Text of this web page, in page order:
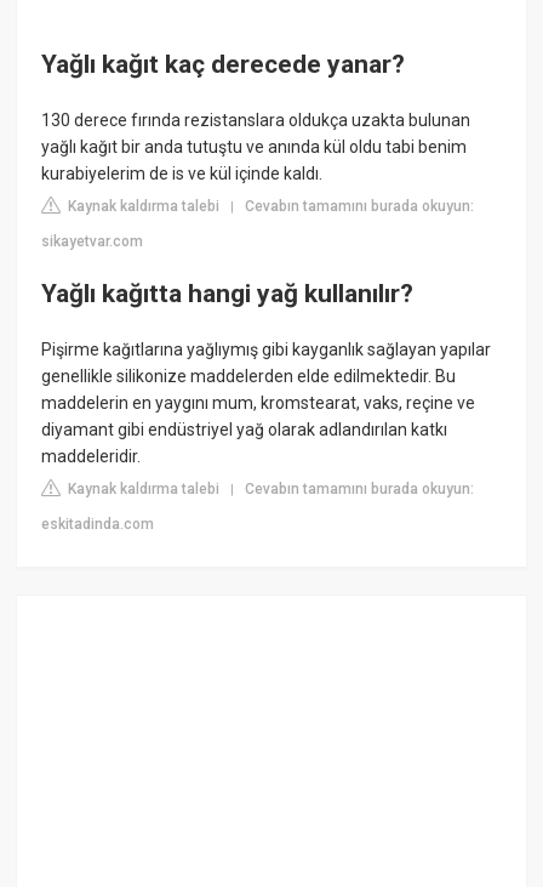
Yağlı kağıt kaç derecede yanar?
130 derece fırında rezistanslara oldukça uzakta bulunan
yağlı kağıt bir anda tutuştu ve anında kül oldu tabi benim
kurabiyelerim de is ve kül içinde kaldı.
Kaynak kaldırma talebi |Cevabın tamamını burada okuyun:
sikayetvar.com
Yağlı kağıtta hangi yağ kullanılır?
Pişirme kağıtlarına yağlıymış gibi kayganlık sağlayan yapılar
genellikle silikonize maddelerden elde edilmektedir. Bu
maddelerin en yaygını mum, kromstearat, vaks, reçine ve
diyamant gibi endüstriyel yağ olarak adlandırılan katkı
maddeleridir.
Kaynak kaldırma talebi |Cevabın tamamını burada okuyun:
eskitadinda.com